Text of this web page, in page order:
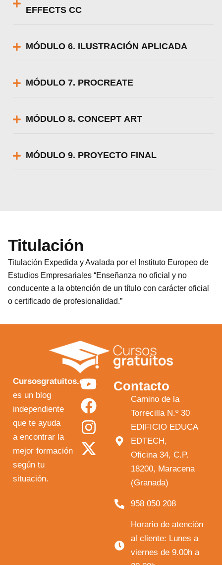
EFFECTS CC
MÓDULO 6. ILUSTRACIÓN APLICADA
MÓDULO 7. PROCREATE
MÓDULO 8. CONCEPT ART
MÓDULO 9. PROYECTO FINAL
Titulación
Titulación Expedida y Avalada por el Instituto Europeo de
Estudios Empresariales “Enseñanza no oficial y no
conducente a la obtención de un título con carácter oficial
o certificado de profesionalidad.”
Cursosgratuitos.es
es un blog
independiente
que te ayuda
a encontrar la
mejor formación
según tu
situación.
Y
o
u
t
u
F
a
c
e
b
I
n
s
t
a
X
-
t
w
i
Contacto
Camino de la
Torrecilla N.º 30
EDIFICIO EDUCA
EDTECH,
Oficina 34, C.P.
18200, Maracena
(Granada)
958 050 208
Horario de atención
al cliente: Lunes a
viernes de 9.00h a